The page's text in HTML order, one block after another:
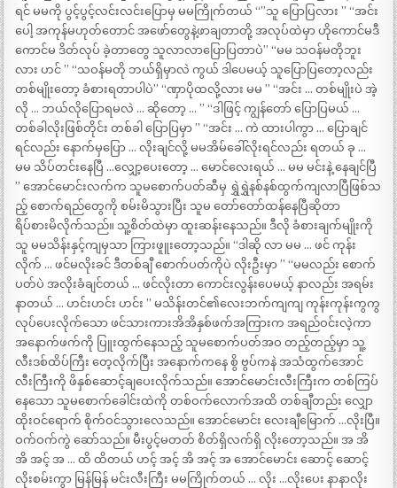
ရင် မမကို ပွင့်ပွင့်လင်းလင်းပြောမှ မမကြိုက်တယ် “”သူ ပြောပြလား ” “အင်း
ပေါ့ အကုန်မဟုတ်တောင် အဖော်တွေနဲ့ဖာချတာတို့ အလုပ်ထဲမှာ ဟိုကောင်မဒီ
ကောင်မ ဒိတ်လုပ် ခဲ့တာတွေ သူလာလာပြောပြတာပဲ” “မမ သဝန်မတိုဘူး
လား ဟင် ” “သဝန်မတို ဘယ်ရှိမှာလဲ ကွယ် ဒါပေမယ့် သူပြောပြတော့လည်း
တစ်မျိုးတော့ ခံစားရတာပါပဲ” “ဏှာပိုထလို့လား မမ ” “အင်း … တစ်မျိုးပဲ အဲ့
လို … ဘယ်လိုပြောရမလဲ … ဆိုတော့ … ” “ဒါဖြင့် ကျွန်တော် ပြောပြမယ် …
တစ်ခါလိုးဖြစ်တိုင်း တစ်ခါ ပြောပြမှာ ” “အင်း … ကဲ ထားပါကွာ … ပြောချင်
ရင်လည်း နောက်မှပြော … လိုးချင်လို့ မမအိမ်ခေါ်လိုးရင်လည်း ရတယ် ခု …
မမ သိပ်တင်းနေပြီ …လျှော့ပေးတော့ … မောင်လေးရယ် … မမ မင်းနဲ့ နေချင်ပြီ
” အောင်မောင်းလက်က သူမစောက်ပတ်ဆီမှ ရွှဲရွှဲနစ်နစ်ထွက်ကျလာပြီဖြစ်သ
ည့် စောက်ရည်တွေကို စမ်းမိသွားပြီး သူမ တော်တော်ထန်နေပြီဆိုတာ
ရိပ်စားမိလိုက်သည်။ သူ့စိတ်ထဲမှာ ထူးဆန်းနေသည်။ ဒီလို ခံစားချက်မျိုးကို
သူ မမသိန်းနှင့်ကျမှသာ ကြားဖူူးတော့သည်။ “ဒါဆို လာ မမ … ဖင် ကုန်း
လိုက် … ဖင်မလိုးခင် ဒီတစ်ချီ စောက်ပတ်ကိုပဲ လိုးဦးမှာ ” “မမလည်း စောက်
ပတ်ပဲ အလိုးခံချင်တယ် … ဖင်လိုးတာ ကောင်းလွန်းပေမယ့် နာလည်း အရမ်း
နာတယ် … ဟင်းဟင်း ဟင်း ” မသိန်းတင်၏လေးဘက်ကျကျ ကုန်းကုန်းကွကွ
လုပ်ပေးလိုက်သော ဖင်သားကားအိအိနှစ်ဖက်အကြားက အရည်ဝင်းလဲ့ကာ
အနောက်ဖက်ကို ပြူးထွက်နေသည့် သူမစောက်ပတ်အဝ တည့်တည့်မှာ သူ့
လီးဒစ်ထိပ်ကြီး တေ့လိုက်ပြီး အနောက်ကနေ စွိ ဗွပ်ကနဲ အသံထွက်အောင်
လီးကြီးကို ဖိနှစ်ဆောင့်ချပေးလိုက်သည်။ အောင်မောင်းလီးကြီးက တစ်ကြပ်
နေသော သူမစောက်ခေါင်းထဲကို တစ်ဝက်လောက်အထိ တစ်ချီတည်း လျှော
ထိုးဝင်ရောက် စိုက်ဝင်သွားလေသည်။ အောင်မောင်း လေးချီမြောက် …လိုးပြီ။
ဝက်ဝက်ကွဲ ဆော်သည်။ မီးပွင့်မတတ် စိတ်ရှိလက်ရှိ လိုးတော့သည်။ အ အိ
အိ အင့် အ … ထိ ထိတယ် ဟင့် အင့် အိ အင့် အ အောင်မောင်း ဆောင့် ဆောင့်
လိုးစမ်းကွာ မြန်မြန် မင်းလီးကြီး မမကြိုက်တယ် … လိုး …လိုးပေး နာနာလိုး